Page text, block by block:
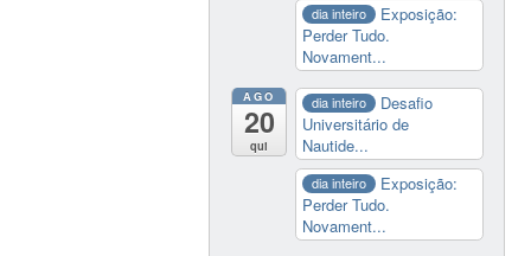
dia inteiro
Exposição:
Perder Tudo.
Novament...
AGO
20
qui
dia inteiro
Desafio
Universitário de
Nautide...
dia inteiro
Exposição:
Perder Tudo.
Novament...